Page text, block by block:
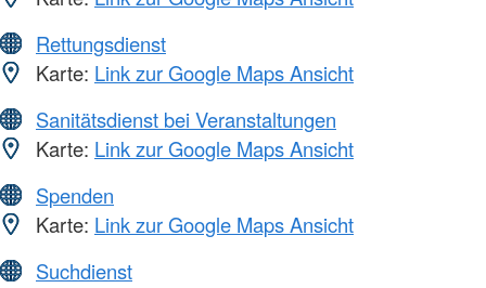
Rettungsdienst
Karte: Link zur Google Maps Ansicht
Sanitätsdienst bei Veranstaltungen
Karte: Link zur Google Maps Ansicht
Spenden
Karte: Link zur Google Maps Ansicht
Suchdienst